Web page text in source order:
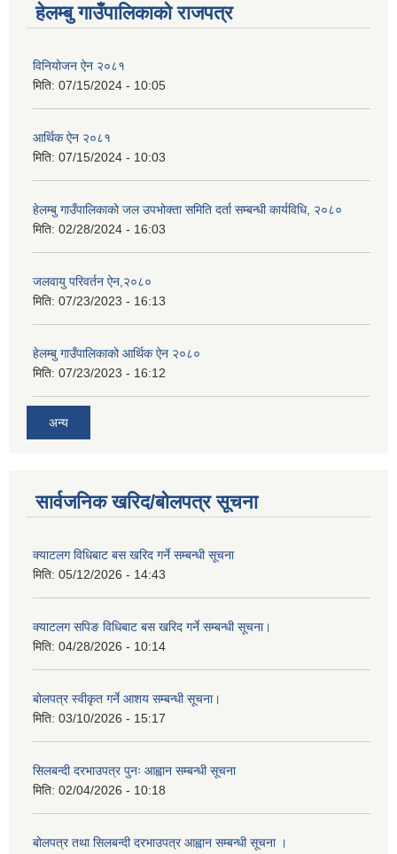
हेलम्बु गाउँपालिकाको राजपत्र
विनियोजन ऐन २०८१
मिति: 07/15/2024 - 10:05
आर्थिक ऐन २०८१
मिति: 07/15/2024 - 10:03
हेलम्बु गाउँपालिकाको जल उपभोक्ता समिति दर्ता सम्बन्धी कार्यविधि, २०८०
मिति: 02/28/2024 - 16:03
जलवायु परिवर्तन ऐन,२०८०
मिति: 07/23/2023 - 16:13
हेलम्बु गाउँपालिकाको आर्थिक ऐन २०८०
मिति: 07/23/2023 - 16:12
अन्य
सार्वजनिक खरिद/बोलपत्र सूचना
क्याटलग विधिबाट बस खरिद गर्ने सम्बन्धी सूचना
मिति: 05/12/2026 - 14:43
क्याटलग सपिङ विधिबाट बस खरिद गर्ने सम्बन्धी सूचना।
मिति: 04/28/2026 - 10:14
बोलपत्र स्वीकृत गर्ने आशय सम्बन्धी सूचना।
मिति: 03/10/2026 - 15:17
सिलबन्दी दरभाउपत्र पुनः आह्वान सम्बन्धी सूचना
मिति: 02/04/2026 - 10:18
बोलपत्र तथा सिलबन्दी दरभाउपत्र आह्वान सम्बन्धी सूचना ।